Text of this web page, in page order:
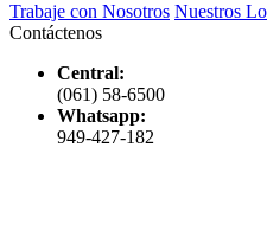
Trabaje con Nosotros Nuestros
Contáctenos
Central:
(061) 58-6500
Whatsapp:
949-427-182